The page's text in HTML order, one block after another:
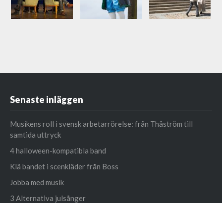
Senaste inläggen
Musikens roll i svensk arbetarrörelse: från Thåström till
samtida uttryck
4 halloween-kompatibla band
Klä bandet i scenkläder från Boss
Jobba med musik
3 Alternativa julsånger